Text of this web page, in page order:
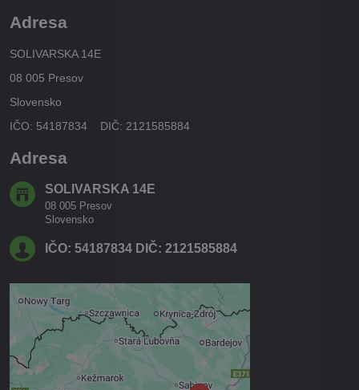
Adresa
SOLIVARSKA 14E
08 005 Presov
Slovensko
IČO: 54187834 DIČ: 2121585884
Adresa
SOLIVARSKA 14E
08 005 Presov
Slovensko
IČO: 54187834 DIČ: 2121585884
Externý obsah je blokovaný
Voľbami súkromia
Prajete si načítať externý obsah?